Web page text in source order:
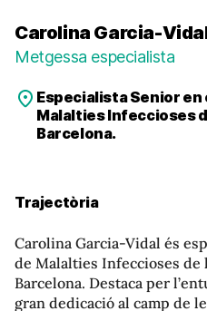
Carolina Garcia-
Metgessa especialista
Especialista Senior
Malalties Infeccioses
Barcelona.
Trajectòria
Carolina Garcia-Vidal és
de Malalties Infeccioses de
Barcelona. Destaca per
gran dedicació al camp de